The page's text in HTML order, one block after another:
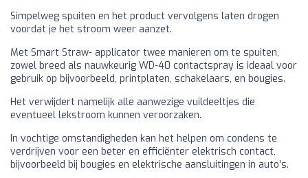
Simpelweg spuiten en het product vervolgens laten drogen
voordat je het stroom weer aanzet.
Met Smart Straw- applicator twee manieren om te spuiten,
zowel breed als nauwkeurig WD-40 contactspray is ideaal voor
gebruik op bijvoorbeeld, printplaten, schakelaars, en bougies.
Het verwijdert namelijk alle aanwezige vuildeeltjes die
eventueel lekstroom kunnen veroorzaken.
In vochtige omstandigheden kan het helpen om condens te
verdrijven voor een beter en efficiënter elektrisch contact,
bijvoorbeeld bij bougies en elektrische aansluitingen in auto’s.